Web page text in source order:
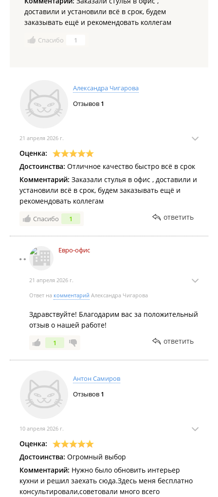
доставили и установили всё в срок, будем
заказывать ещё и рекомендовать коллегам
Спасибо 1
Александра Чигарова
Отзывов 1
21 апреля 2026 г.
Оценка:
Достоинства: Отличное качество быстро всё в срок
Комментарий: Заказали стулья в офис , доставили и
установили всё в срок, будем заказывать ещё и
рекомендовать коллегам
Спасибо 1 ответить
Евро-офис
21 апреля 2026 г.
Ответ на комментарий Александра Чигарова
Здравствуйте! Благодарим вас за положительный
отзыв о нашей работе!
1 ответить
Антон Самиров
Отзывов 1
10 апреля 2026 г.
Оценка:
Достоинства: Огромный выбор
Комментарий: Нужно было обновить интерьер
кухни и решил заехать сюда.Здесь меня бесплатно
консультировали,советовали много всего